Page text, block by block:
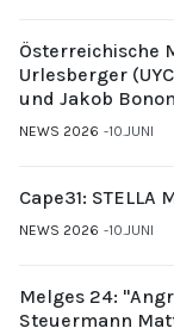
Österreichische
Urlesberger
und Jakob
Gubi (UYCMo)
NEWS 2026 10.JUNI
Cape31:
NEWS 2026 10.JUNI
Melges 24:
Steuermann